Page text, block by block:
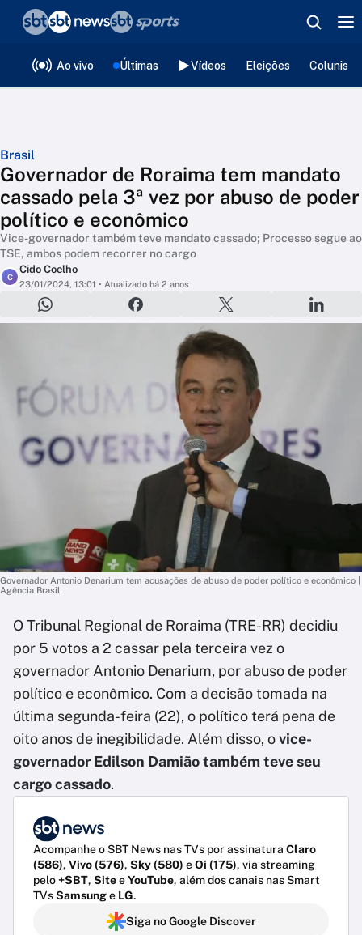
Ao vivo Últimas Vídeos Eleições
Brasil
Governador de Roraima tem mandato
cassado pela 3ª vez por abuso de poder
político e econômico
Vice-governador também teve mandato cassado; Processo segue ao
TSE, ambos podem recorrer no cargo
C
Cido Coelho
23/01/2024, 13:01 • Atualizado há 2 anos
Governador Antonio Denarium tem acusações de abuso de poder político e econômico |
Agência Brasil
O Tribunal Regional de Roraima (TRE-RR) decidiu
por 5 votos a 2 cassar pela terceira vez o
governador Antonio Denarium, por abuso de poder
político e econômico. Com a decisão tomada na
última segunda-feira (22), o político terá pena de
oito anos de inegibilidade. Além disso, ovice-
governador Edilson Damião também teve seu
cargo cassado.
Acompanhe o SBT News nas TVs por assinatura Claro
(586), Vivo (576), Sky (580) eOi (175), via streaming
pelo+SBT, SiteeYouTube, além dos canais nas Smart
TVsSamsunge LG.
Siga no Google Discover
❮voltar
Editorias